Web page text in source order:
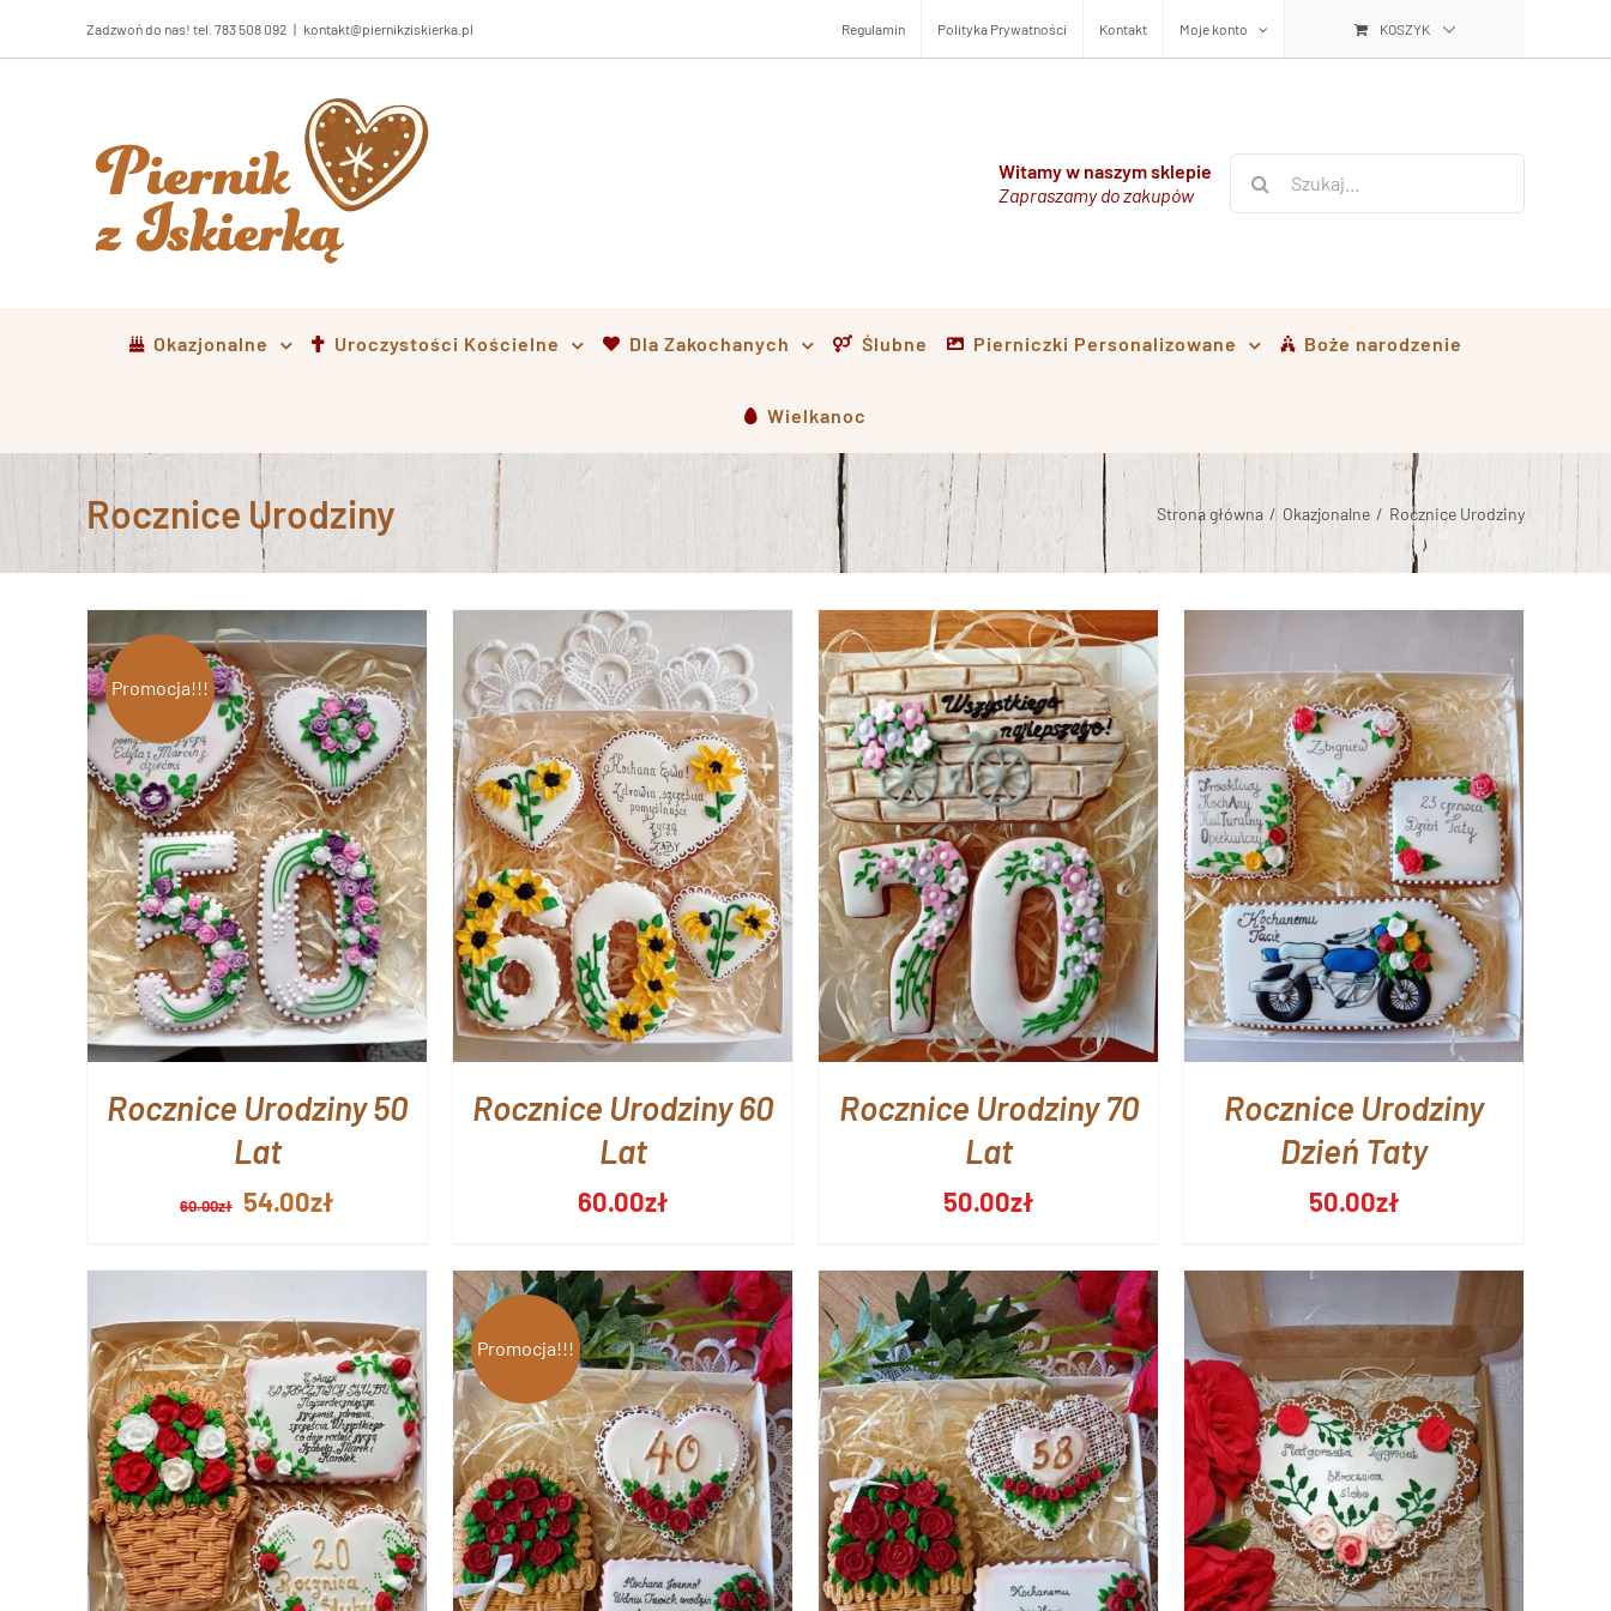
Zadzwoń do nas! tel. 783 508 092 | kontakt@piernikziskierka.pl Regulamin Polityka Prywatności Kontakt Moje konto KOSZYK
Witamy w naszym sklepie
Zapraszamy do zakupów
Okazjonalne Uroczystości Kościelne Dla Zakochanych Ślubne Pierniczki Personalizowane Boże narodzenie
Wielkanoc
Rocznice Urodziny Strona główna / Okazjonalne / Rocznice Urodziny
Promocja!!!
Rocznice Urodziny 50
Lat
60.00zł
Pierwotna
60.00zł.
54.00zł
54.00zł.
Rocznice Urodziny 60
Lat
60.00zł
Rocznice Urodziny 70
Lat
50.00zł
Rocznice Urodziny
Dzień Taty
50.00zł
Promocja!!!